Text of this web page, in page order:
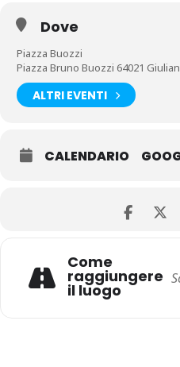
Dove
Piazza Buozzi
Piazza Bruno Buozzi 64021
ALTRI EVENTI
CALENDARIO
Come
raggiungere
il luogo